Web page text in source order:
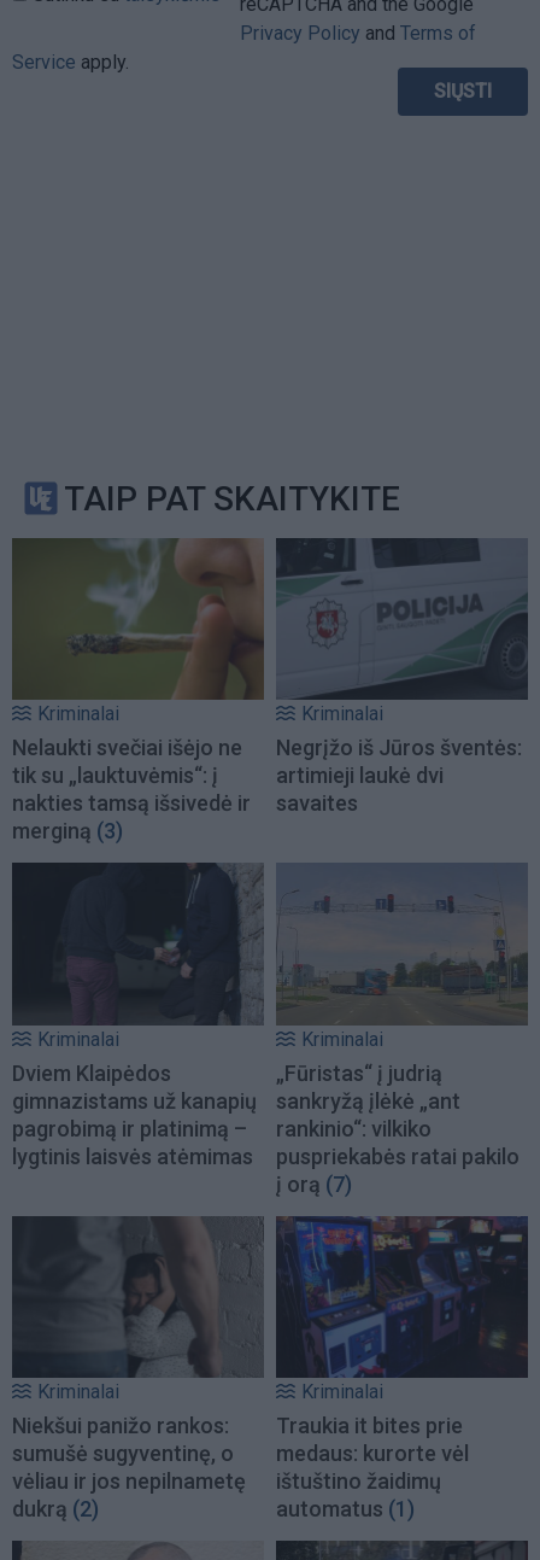
Privacy Policy and Terms of
Service apply.
TAIP PAT SKAITYKITE
Kriminalai
Nelaukti svečiai išėjo ne
tik su „lauktuvėmis“: į
nakties tamsą išsivedė ir
merginą (3)
Kriminalai
Negrįžo iš Jūros šventės:
artimieji laukė dvi
savaites
Kriminalai
Dviem Klaipėdos
gimnazistams už kanapių
pagrobimą ir platinimą –
lygtinis laisvės atėmimas
Kriminalai
„Fūristas“ į judrią
sankryžą įlėkė „ant
rankinio“: vilkiko
puspriekabės ratai pakilo
į orą (7)
Kriminalai
Niekšui panižo rankos:
sumušė sugyventinę, o
vėliau ir jos nepilnametę
dukrą (2)
Kriminalai
Traukia it bites prie
medaus: kurorte vėl
ištuštino žaidimų
automatus (1)